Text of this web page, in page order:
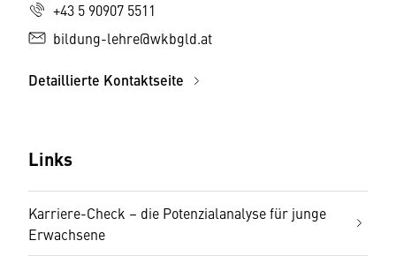
+43 5 90907 5511
bildung-lehre@wkbgld.at
Detaillierte Kontaktseite
Links
Karriere-Check – die Potenzialanalyse für junge
Erwachsene